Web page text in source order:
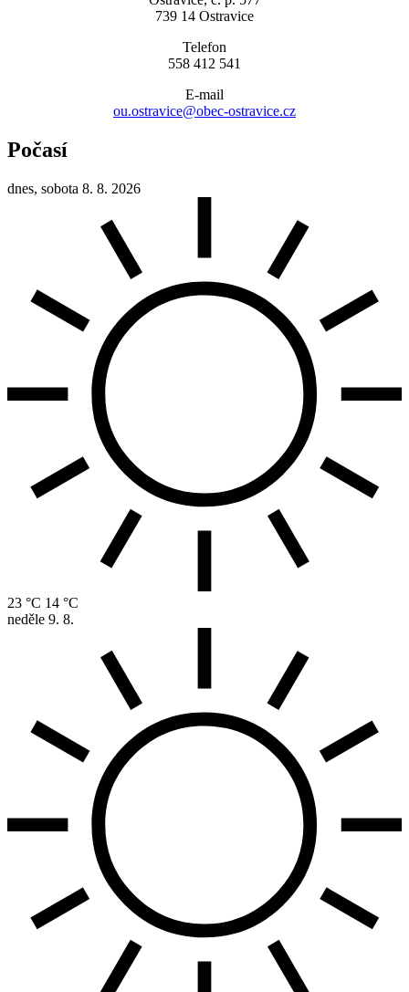
739 14 Ostravice
Telefon
558 412 541
E-mail
ou.ostravice@obec-ostravice.cz
Počasí
dnes, sobota 8. 8. 2026
23 °C 14 °C
neděle 9. 8.